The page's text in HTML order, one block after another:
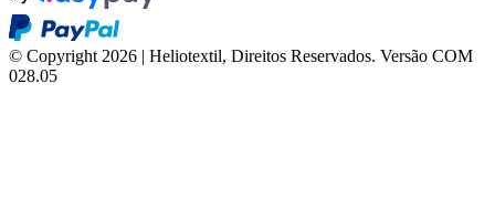
© Copyright 2026 | Heliotextil, Direitos Reservados. Versão COM
028.05